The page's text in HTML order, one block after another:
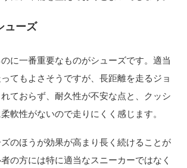
ューズ
に一番重要なものがシューズです。適当
てもよさそうですが、長距離を走るジョ
ておらず、耐久性が不安な点と、クッシ
軟性がないので走りにくく感じます。
のほうが効果が高まり長く続けることが
の方には特に適当なスニーカーではなく